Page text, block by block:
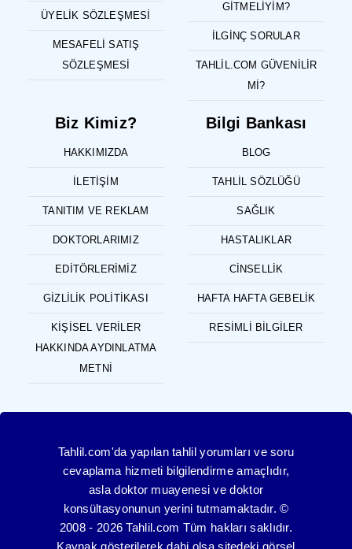
ÜYELIK SÖZLEŞMESI
MESAFELI SATIŞ
SÖZLEŞMESI
GITMELIYIM?
İLGINÇ SORULAR
TAHLIL.COM GÜVENILIR
MI?
Biz Kimiz?
HAKKIMIZDA
İLETIŞIM
TANITIM VE REKLAM
DOKTORLARIMIZ
EDITÖRLERIMIZ
GIZLILIK POLITIKASI
KIŞISEL VERILER
HAKKINDA AYDINLATMA
METNI
Bilgi Bankası
BLOG
TAHLIL SÖZLÜĞÜ
SAĞLIK
HASTALIKLAR
CINSELLIK
HAFTA HAFTA GEBELIK
RESIMLI BILGILER
Tahlil.com'da yapılan tahlil yorumları ve soru
cevaplama hizmeti bilgilendirme amaçlıdır,
asla doktor muayenesi ve doktor
konsültasyonunun yerini tutmamaktadır. ©
2008 - 2026 Tahlil.com Tüm hakları saklıdır.
Kaynak gösterilerek dahi olsa sitedeki görsel